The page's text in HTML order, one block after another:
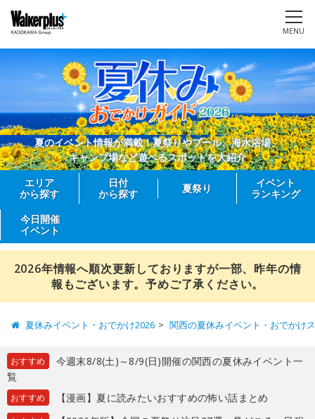
MENU
夏のイベント情報が満載！夏祭りやプール、海水浴場、
キャンプ場など遊べるスポットを大紹介
エリア
から探す
日付
から探す
夏祭り
イベント
ランキング
今日開催
イベント
2026年情報へ順次更新しておりますが一部、昨年の情
報もございます。予めご了承ください。
夏休みイベント・おでかけ2026 関西の夏休みイベント・おでかけ
おすすめ
今週末8/8(土)～8/9(日)開催の関西の夏休みイベント一
覧
おすすめ 【漫画】夏に読みたいおすすめの怖い話まとめ